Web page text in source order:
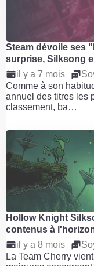
Steam dévoile ses
surprise, Silksong
il y a 7 mois
Comme à son
annuel des titres les
classement, ba…
Hollow Knight
contenus à
il y a 8 mois
La Team Cherry